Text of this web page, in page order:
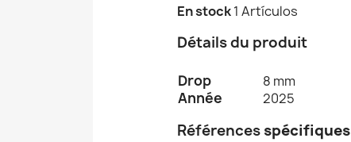
En stock1 Artículos
Détails du produit
Drop 8 mm
Année 2025
Références spécifiques